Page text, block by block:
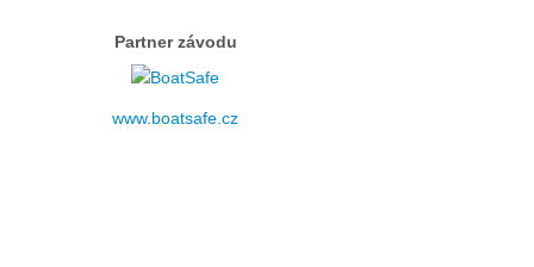
Ostatní
Partner závodu
www.boatsafe.cz